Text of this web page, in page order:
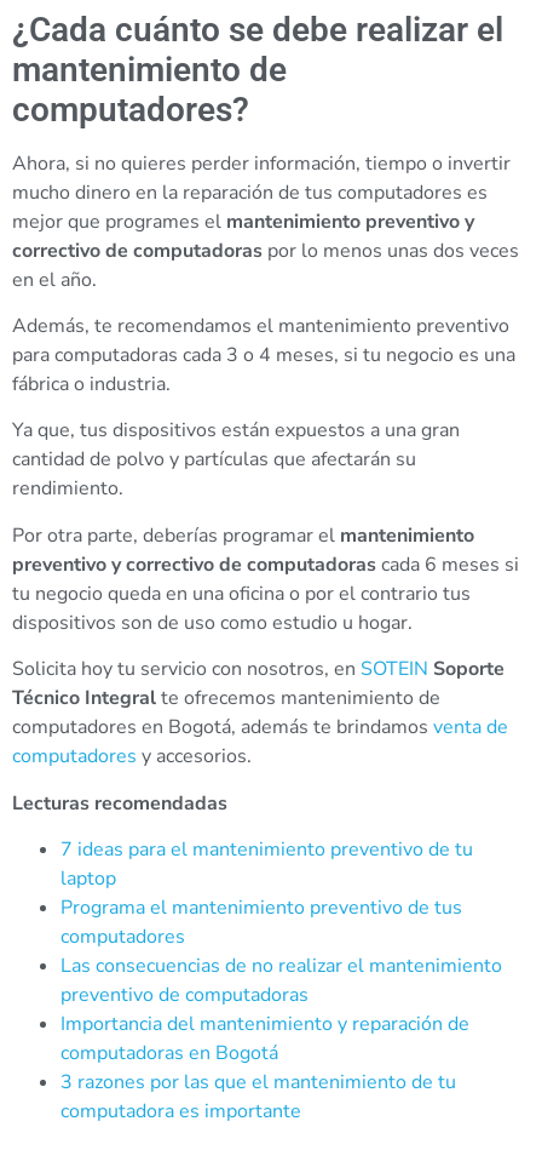
¿Cada cuánto se debe realizar el
mantenimiento de
computadores?
Ahora, si no quieres perder información, tiempo o invertir
mucho dinero en la reparación de tus computadores es
mejor que programes el mantenimiento preventivo y
correctivo de computadoras por lo menos unas dos veces
en el año.
Además, te recomendamos el mantenimiento preventivo
para computadoras cada 3 o 4 meses, si tu negocio es una
fábrica o industria.
Ya que, tus dispositivos están expuestos a una gran
cantidad de polvo y partículas que afectarán su
rendimiento.
Por otra parte, deberías programar el mantenimiento
preventivo y correctivo de computadorascada 6 meses si
tu negocio queda en una oficina o por el contrario tus
dispositivos son de uso como estudio u hogar.
Solicita hoy tu servicio con nosotros, en SOTEIN Soporte
Técnico Integralte ofrecemos mantenimiento de
computadores en Bogotá, además te brindamos venta de
computadores y accesorios.
Lecturas recomendadas
7 ideas para el mantenimiento preventivo de tu
laptop
Programa el mantenimiento preventivo de tus
computadores
Las consecuencias de no realizar el mantenimiento
preventivo de computadoras
Importancia del mantenimiento y reparación de
computadoras en Bogotá
3 razones por las que el mantenimiento de tu
computadora es importante